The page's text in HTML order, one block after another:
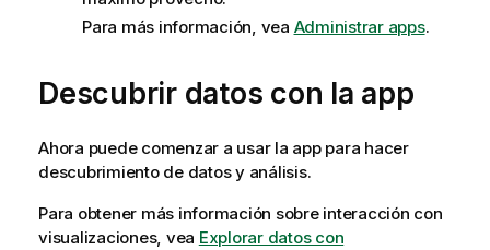
Para más información, vea Administrar apps.
Descubrir datos con la app
Ahora puede comenzar a usar la app para hacer
descubrimiento de datos y análisis.
Para obtener más información sobre interacción con
visualizaciones, vea Explorar datos con